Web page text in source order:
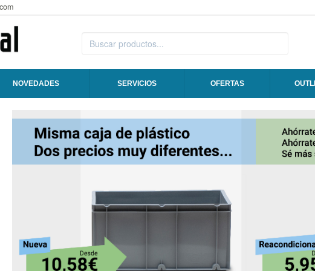
NOVEDADES SERVICIOS OFERTAS